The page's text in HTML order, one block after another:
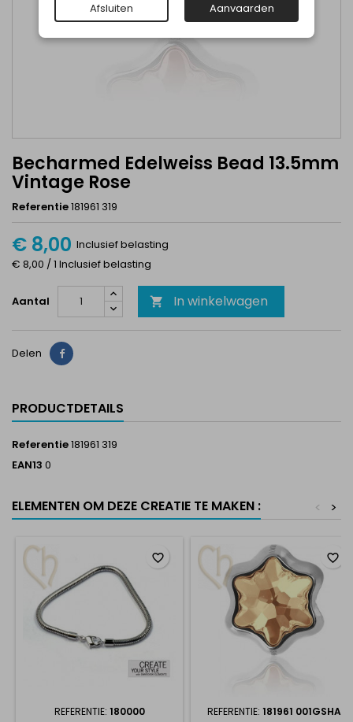
Becharmed Edelweiss Bead 13.5mm
Vintage Rose
Referentie181961 319
€ 8,00 Inclusief belasting
€ 8,00 / 1 Inclusief belasting
Aantal  In winkelwagen
Delen Delen
PRODUCTDETAILS
Referentie181961 319
EAN13 0
ELEMENTEN OM DEZE CREATIE TE MAKEN : >
<
REFERENTIE: 180000
favorite_border
REFERENTIE: 181961 001GSHA
favorite_border
Afsluiten Aanvaarden